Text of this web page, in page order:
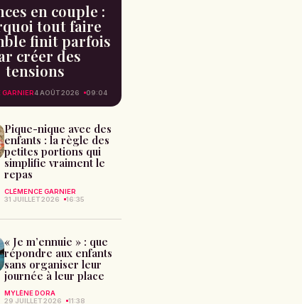
en couple :
tout faire
finit parfois
créer des
tensions
GARNIER4 AOÛT 2026 09:04
Pique-nique avec des
enfants : la règle des
petites portions qui
simplifie vraiment le
repas
CLÉMENCE GARNIER
31 JUILLET 2026
16:35
« Je m’ennuie » : que
répondre aux enfants
sans organiser leur
journée à leur place
MYLÈNE DORA
29 JUILLET 2026
11:38